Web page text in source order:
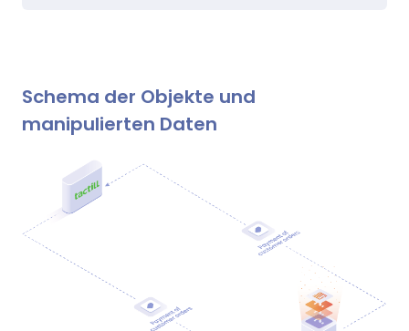
Schema der Objekte und
manipulierten Daten